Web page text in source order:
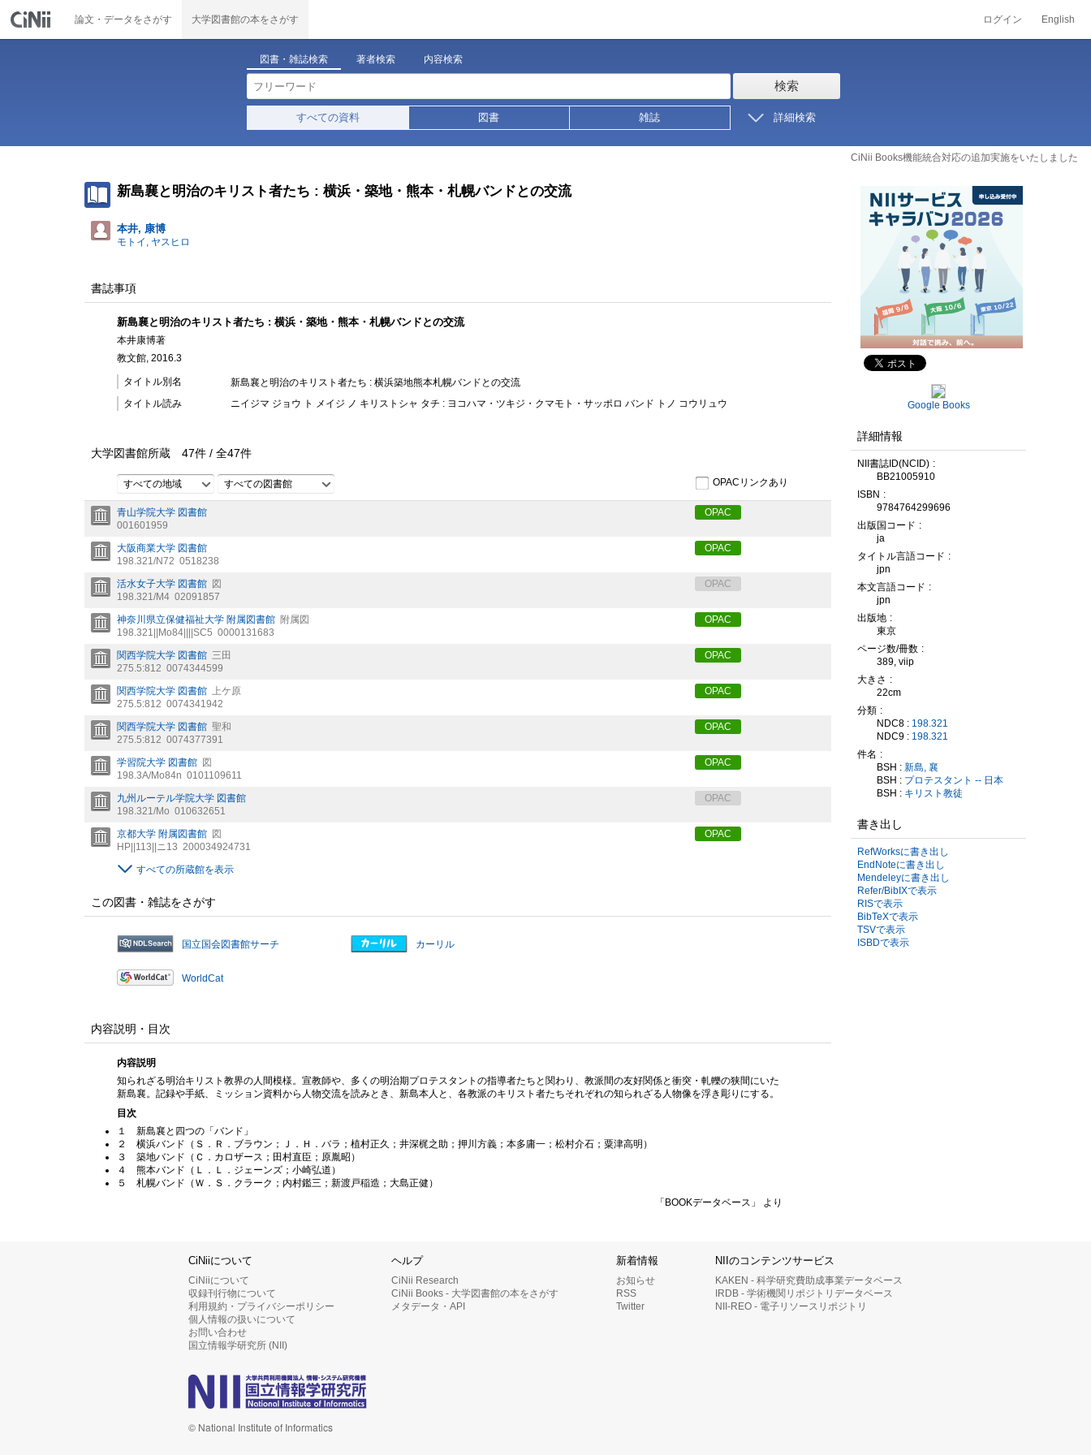
論文・データをさがす 大学図書館の本をさがす ログイン English
図書・雑誌検索 著者検索 内容検索
検索
すべての資料 図書 雑誌 詳細検索
CiNii Books機能統合対応の追加実施をいたしました
新島襄と明治のキリスト者たち : 横浜・築地・熊本・札幌バンドとの交流
本井, 康博
モトイ, ヤスヒロ
書誌事項
新島襄と明治のキリスト者たち : 横浜・築地・熊本・札幌バンドとの交流
本井康博著
教文館, 2016.3
タイトル別名
新島襄と明治のキリスト者たち : 横浜築地熊本札幌バンドとの交流
タイトル読み
ニイジマ ジョウ ト メイジ ノ キリストシャ タチ : ヨコハマ・ツキジ・クマモト・サッポロ バンド トノ コウリュウ
大学図書館所蔵 47件 / 全47件
すべての地域 すべての図書館 OPACリンクあり
青山学院大学 図書館
001601959
OPAC
大阪商業大学 図書館
198.321/N72 0518238
OPAC
活水女子大学 図書館 図
198.321/M4 02091857
OPAC
神奈川県立保健福祉大学 附属図書館 附属図
198.321||Mo84||||SC5 0000131683
OPAC
関西学院大学 図書館 三田
275.5:812 0074344599
OPAC
関西学院大学 図書館 上ケ原
275.5:812 0074341942
OPAC
関西学院大学 図書館 聖和
275.5:812 0074377391
OPAC
学習院大学 図書館 図
198.3A/Mo84n 0101109611
OPAC
九州ルーテル学院大学 図書館
198.321/Mo 010632651
OPAC
京都大学 附属図書館 図
HP||113||ニ13 200034924731
OPAC
すべての所蔵館を表示
この図書・雑誌をさがす
国立国会図書館サーチ カーリル
WorldCat
内容説明・目次
内容説明
知られざる明治キリスト教界の人間模様。宣教師や、多くの明治期プロテスタントの指導者たちと関わり、教派間の友好関係と衝突・軋轢の狭間にいた
新島襄。記録や手紙、ミッション資料から人物交流を読みとき、新島本人と、各教派のキリスト者たちそれぞれの知られざる人物像を浮き彫りにする。
目次
１ 新島襄と四つの「バンド」
２ 横浜バンド（Ｓ．Ｒ．ブラウン；Ｊ．Ｈ．バラ；植村正久；井深梶之助；押川方義；本多庸一；松村介石；粟津高明）
３ 築地バンド（Ｃ．カロザース；田村直臣；原胤昭）
４ 熊本バンド（Ｌ．Ｌ．ジェーンズ；小崎弘道）
５ 札幌バンド（Ｗ．Ｓ．クラーク；内村鑑三；新渡戸稲造；大島正健）
「BOOKデータベース」 より
Google Books
詳細情報
NII書誌ID(NCID)
BB21005910
ISBN
9784764299696
出版国コード
ja
タイトル言語コード
jpn
本文言語コード
jpn
出版地
東京
ページ数/冊数
389, viip
大きさ
22cm
分類
NDC8 : 198.321
NDC9 : 198.321
件名
BSH : 新島, 襄
BSH : プロテスタント -- 日本
BSH : キリスト教徒
書き出し
RefWorksに書き出し
EndNoteに書き出し
Mendeleyに書き出し
Refer/BibIXで表示
RISで表示
BibTeXで表示
TSVで表示
ISBDで表示
CiNiiについて
CiNiiについて
収録刊行物について
利用規約・プライバシーポリシー
個人情報の扱いについて
お問い合わせ
国立情報学研究所 (NII)
ヘルプ
CiNii Research
CiNii Books - 大学図書館の本をさがす
メタデータ・API
新着情報
お知らせ
RSS
Twitter
NIIのコンテンツサービス
KAKEN - 科学研究費助成事業データベース
IRDB - 学術機関リポジトリデータベース
NII-REO - 電子リソースリポジトリ
© National Institute of Informatics